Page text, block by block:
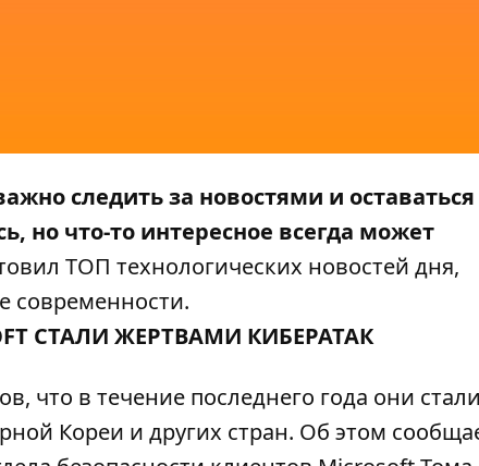
следить за новостями и оставаться
но что-то интересное всегда может
ТОП технологических новостей дня,
современности.
СТАЛИ ЖЕРТВАМИ КИБЕРАТАК
что в течение последнего года они стали
Кореи и других стран. Об этом